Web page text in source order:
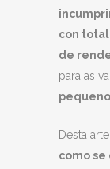
con
de
para as
Desta arte,
como se